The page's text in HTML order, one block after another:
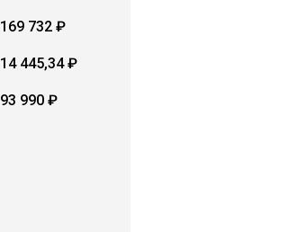
169 732 ₽
14 445,34 ₽
93 990 ₽